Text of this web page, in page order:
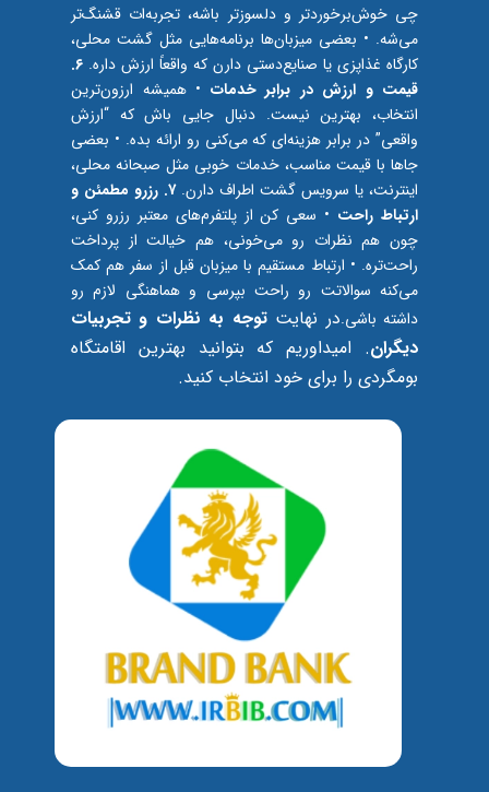
چی خوش‌برخوردتر و دلسوزتر باشه، تجربه‌ات قشنگ‌تر
می‌شه. • بعضی میزبان‌ها برنامه‌هایی مثل گشت محلی،
کارگاه غذاپزی یا صنایع‌دستی دارن که واقعاً ارزش داره.
۶.
قیمت و ارزش در برابر خدمات • همیشه ارزون‌ترین
انتخاب، بهترین نیست. دنبال جایی باش که “ارزش
واقعی” در برابر هزینه‌ای که می‌کنی رو ارائه بده. • بعضی
جاها با قیمت مناسب، خدمات خوبی مثل صبحانه محلی،
اینترنت، یا سرویس گشت اطراف دارن. ۷. رزرو مطمئن و
ارتباط راحت • سعی کن از پلتفرم‌های معتبر رزرو کنی،
چون هم نظرات رو می‌خونی، هم خیالت از پرداخت
راحت‌تره. • ارتباط مستقیم با میزبان قبل از سفر هم کمک
می‌کنه سوالاتت رو راحت بپرسی و هماهنگی لازم رو
داشته باشی.در نهایتتوجه به نظرات و تجربیات
دیگران. امیداوریم که بتوانید بهترین اقامتگاه
بومگردی را برای خود انتخاب کنید.